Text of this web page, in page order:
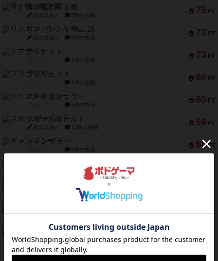
75 PT
宵と暁の呪文書
紹介文あり 8件の投稿
73 PT
リスボン・トラム 28
紹介文あり 9件の投稿
73 PT
アマナイト
1件の投稿
66 PT
ブラヴェスト
1件の投稿
60 PT
スペクタキュラー
1件の投稿
59 PT
スモールワールド
紹介文あり 13件の投稿
58 PT
ギャンブラー
2件の投稿
PT
1件の投稿
PT
1件の投稿
44 PT
PT
ふたつの城の物語
紹介文あり 6件の投稿